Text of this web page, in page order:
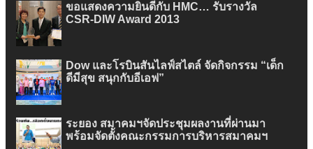
ขอแสดงความยินดีกับ HMC… รับรางวัล
CSR-DIW Award 2013
Dow และโรบินสันไลฟ์สไตล์ จัดกิจกรรม “เด็ก
ดีมีสุข สนุกกับอีเอฟ”
ระยอง สมาคมฯจัดประชุมผลงานที่ผ่านมา
พร้อมจัดตั้งคณะกรรมการบริหารสมาคมฯ